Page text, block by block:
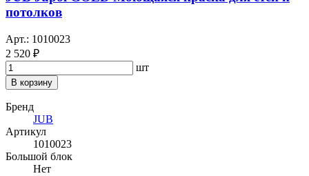
потолков
Арт.: 1010023
2 520 ₽
шт
В корзину
Бренд
JUB
Артикул
1010023
Большой блок
Нет